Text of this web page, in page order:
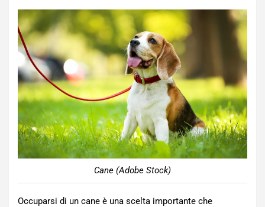
Cane (Adobe Stock)
Occuparsi di un cane è una scelta importante che